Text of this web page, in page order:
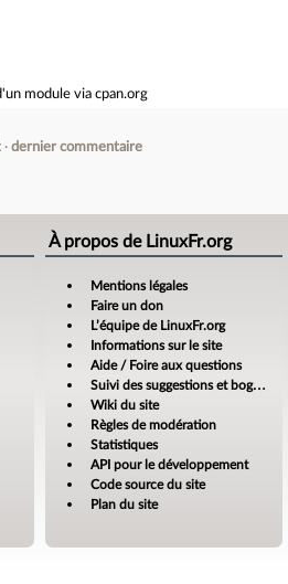
module via cpan.org
dernier commentaire
À propos de LinuxFr.org
Mentions légales
Faire un don
L’équipe de LinuxFr.org
Informations sur le site
Aide / Foire aux questions
Suivi des suggestions et bogues
Wiki du site
Règles de modération
Statistiques
API pour le développement
Code source du site
Plan du site